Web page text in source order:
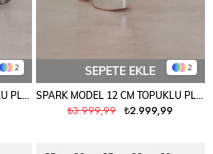
2
SPARK MODEL 12 CM TOPUKLU PLATFORM DETAYLI TAŞLI TOPUKLU AYAKAKBI PLATIN
2
SEPETE EKLE
SPARK MODEL 12 CM TOPUKLU PLATFORM DETAYLI TAŞLI TOPUKLU AYAKAKBI GUMUS
₺2.999,99
₺3.999,99